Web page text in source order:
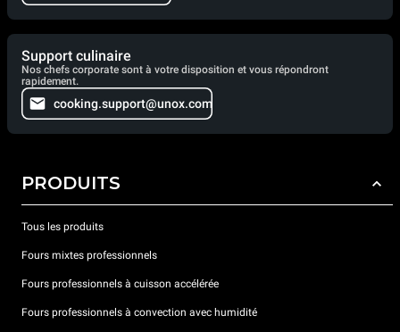
Support culinaire
Nos chefs corporate sont à votre disposition et vous répondront
rapidement.
cooking.support@unox.com
PRODUITS
Tous les produits
Fours mixtes professionnels
Fours professionnels à cuisson accélérée
Fours professionnels à convection avec humidité